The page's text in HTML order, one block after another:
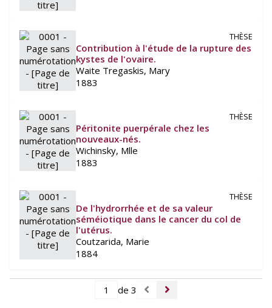
THÈSE
Contribution à l'étude de la rupture des
kystes de l'ovaire.
Waite Tregaskis, Mary
1883
THÈSE
Péritonite puerpérale chez les
nouveaux-nés.
Wichinsky, Mlle
1883
THÈSE
De l'hydrorrhée et de sa valeur
séméiotique dans le cancer du col de
l'utérus.
Coutzarida, Marie
1884
de 3